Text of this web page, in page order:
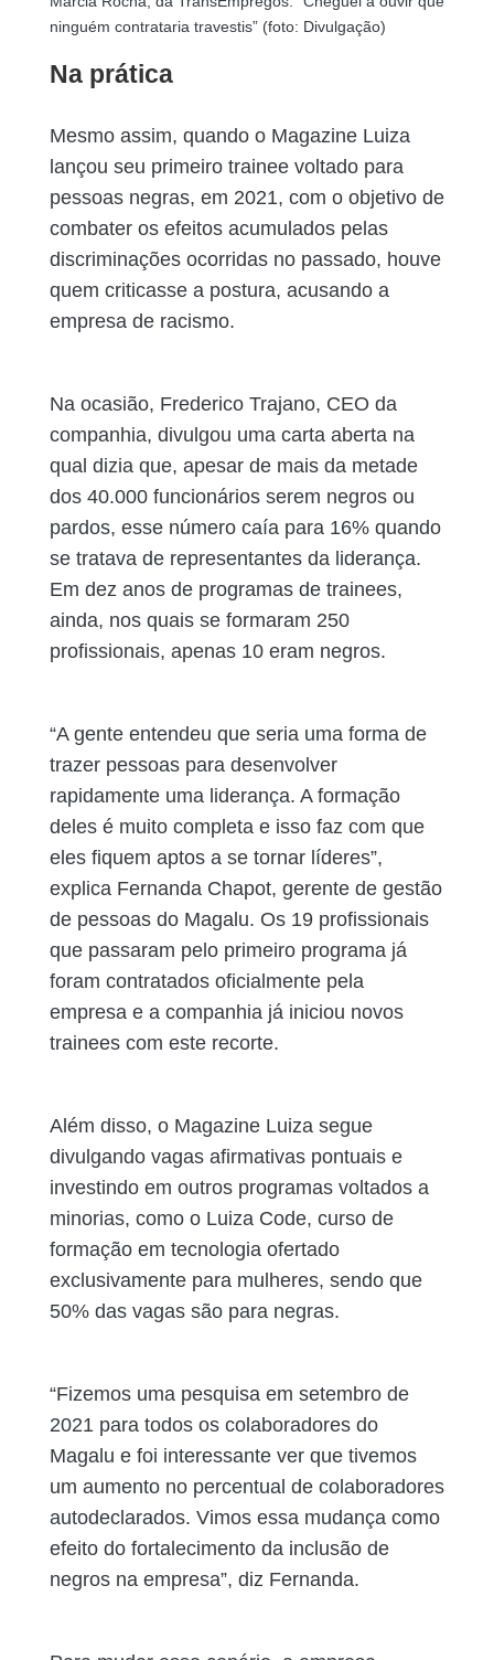
ninguém contrataria travestis” (foto: Divulgação)
Na prática
Mesmo assim, quando o Magazine Luiza
lançou seu primeiro trainee voltado para
pessoas negras, em 2021, com o objetivo de
combater os efeitos acumulados pelas
discriminações ocorridas no passado, houve
quem criticasse a postura, acusando a
empresa de racismo.
Na ocasião, Frederico Trajano, CEO da
companhia, divulgou uma carta aberta na
qual dizia que, apesar de mais da metade
dos 40.000 funcionários serem negros ou
pardos, esse número caía para 16% quando
se tratava de representantes da liderança.
Em dez anos de programas de trainees,
ainda, nos quais se formaram 250
profissionais, apenas 10 eram negros.
“A gente entendeu que seria uma forma de
trazer pessoas para desenvolver
rapidamente uma liderança. A formação
deles é muito completa e isso faz com que
eles fiquem aptos a se tornar líderes”,
explica Fernanda Chapot, gerente de gestão
de pessoas do Magalu. Os 19 profissionais
que passaram pelo primeiro programa já
foram contratados oficialmente pela
empresa e a companhia já iniciou novos
trainees com este recorte.
Além disso, o Magazine Luiza segue
divulgando vagas afirmativas pontuais e
investindo em outros programas voltados a
minorias, como o Luiza Code, curso de
formação em tecnologia ofertado
exclusivamente para mulheres, sendo que
50% das vagas são para negras.
“Fizemos uma pesquisa em setembro de
2021 para todos os colaboradores do
Magalu e foi interessante ver que tivemos
um aumento no percentual de colaboradores
autodeclarados. Vimos essa mudança como
efeito do fortalecimento da inclusão de
negros na empresa”, diz Fernanda.